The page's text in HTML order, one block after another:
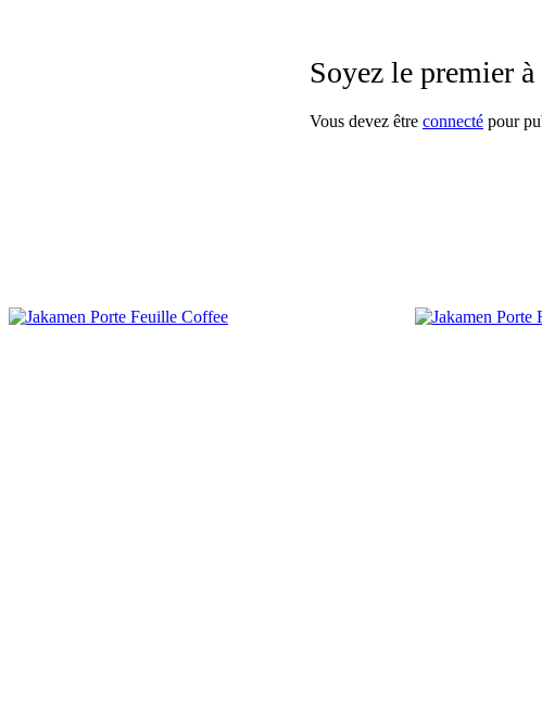
Soyez le premier
Vous devez être connecté pour